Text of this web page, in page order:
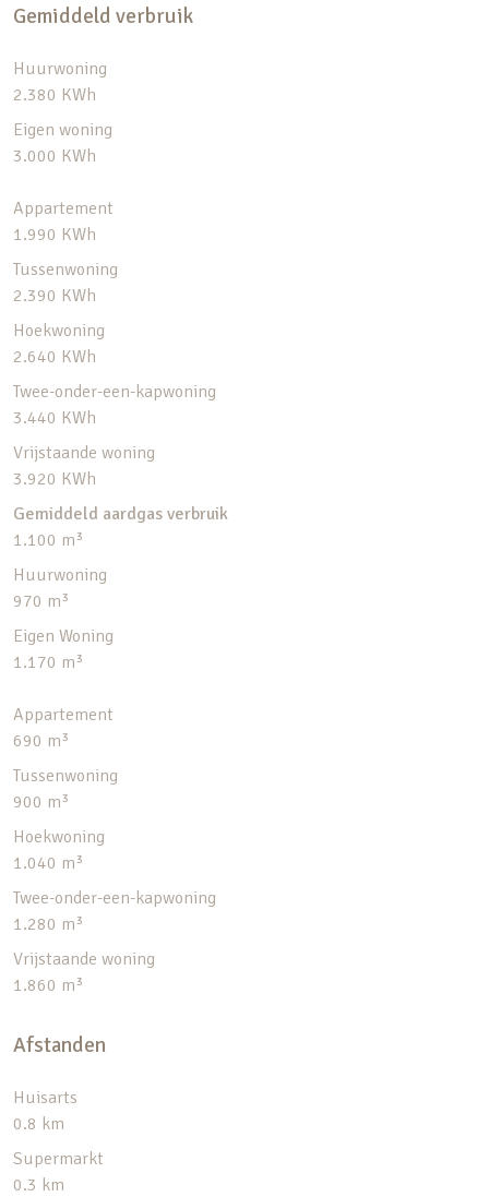
Gemiddeld verbruik
Huurwoning
2.380 KWh
Eigen woning
3.000 KWh
Appartement
1.990 KWh
Tussenwoning
2.390 KWh
Hoekwoning
2.640 KWh
Twee-onder-een-kapwoning
3.440 KWh
Vrijstaande woning
3.920 KWh
Gemiddeld aardgas verbruik
1.100 m³
Huurwoning
970 m³
Eigen Woning
1.170 m³
Appartement
690 m³
Tussenwoning
900 m³
Hoekwoning
1.040 m³
Twee-onder-een-kapwoning
1.280 m³
Vrijstaande woning
1.860 m³
Afstanden
Huisarts
0.8 km
Supermarkt
0.3 km